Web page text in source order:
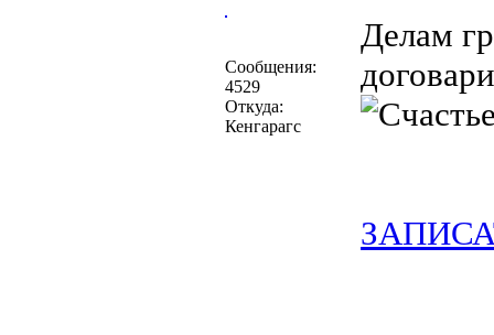
Сообщения:
4529
Откуда:
Кенгарагс
Делам